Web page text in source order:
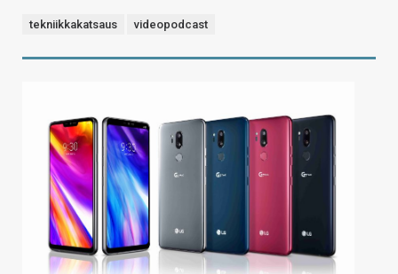
tekniikkakatsaus videopodcast